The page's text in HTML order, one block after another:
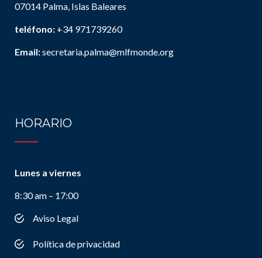
07014 Palma, Islas Baleares
teléfono: +34 971739260
Email:secretaria.palma@mlfmonde.org
HORARIO
Lunes a viernes
8:30 am – 17:00
Aviso Legal
Política de privacidad